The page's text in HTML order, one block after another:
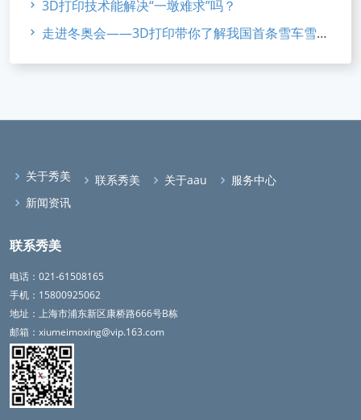
3D打印技术能解决“一墩难求”吗？
走进冬奥会——3D打印带你了解我国首条雪车雪橇赛道
关于秀美 联系秀美 关于aau
服务中心
新闻资讯
联系秀美
电话：021-61508165
手机：15800925062
地址：上海市浦东新区康桥路666号B栋
邮箱：xiumeimoxing@vip.163.com